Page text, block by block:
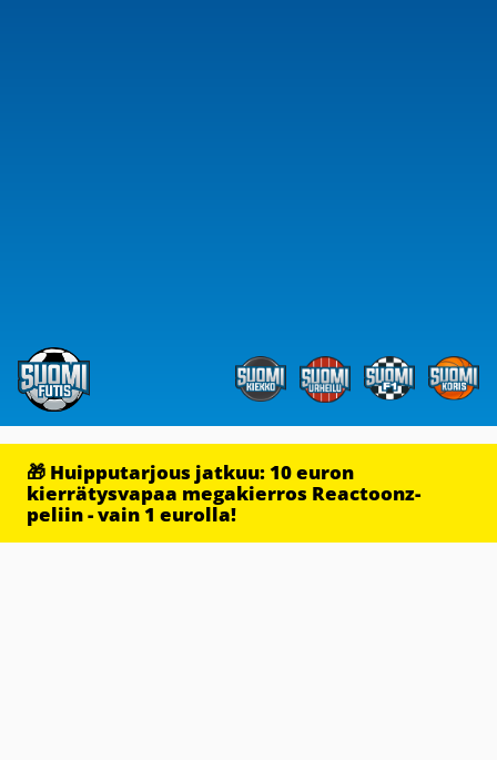
🎁 Huipputarjous jatkuu: 10 euron
kierrätysvapaa megakierros Reactoonz-
peliin - vain 1 eurolla!